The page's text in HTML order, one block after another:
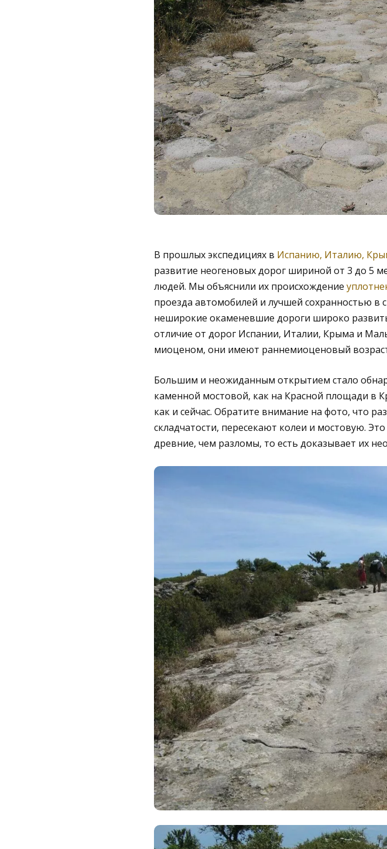
В прошлых экспедициях в Испанию, Италию,
развитие неогеновых дорог шириной от 3 до 5
людей. Мы объяснили их происхождение
проезда автомобилей и лучшей сохранностью в
неширокие окаменевшие дороги широко
отличие от дорог Испании, Италии, Крыма и
миоценом, они имеют раннемиоценовый
Большим и неожиданным открытием стало
каменной мостовой, как на Красной площади в
как и сейчас. Обратите внимание на фото, что
складчатости, пересекают колеи и мостовую.
древние, чем разломы, то есть доказывает их